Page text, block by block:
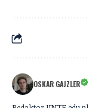
OSKAR GAJZLER